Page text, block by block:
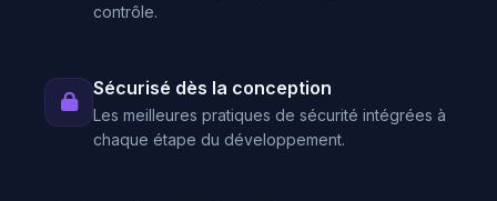
contrôle.
Sécurisé dès la conception
Les meilleures pratiques de sécurité intégrées à
chaque étape du développement.